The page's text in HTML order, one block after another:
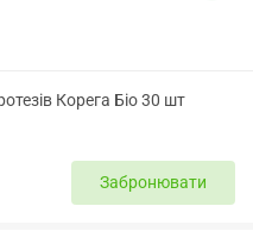
Корега Біо 30 шт
Забронювати